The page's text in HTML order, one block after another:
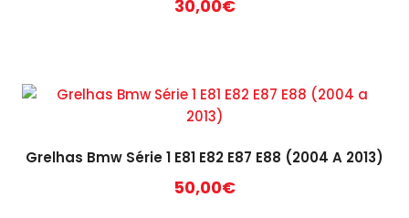
30,00€
Grelhas Bmw Série 1 E81 E82 E87 E88 (2004 A 2013)
50,00€